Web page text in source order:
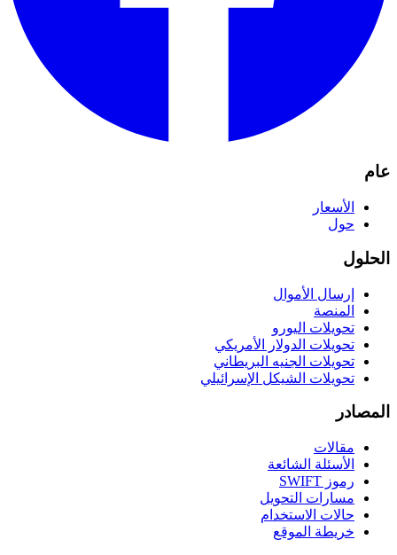
عام
الأسعار
حول
الحلول
إرسال الأموال
المنصة
تحويلات اليورو
تحويلات الدولار الأمريكي
تحويلات الجنيه البريطاني
تحويلات الشيكل الإسرائيلي
المصادر
مقالات
الأسئلة الشائعة
رموز SWIFT
مسارات التحويل
حالات الاستخدام
خريطة الموقع